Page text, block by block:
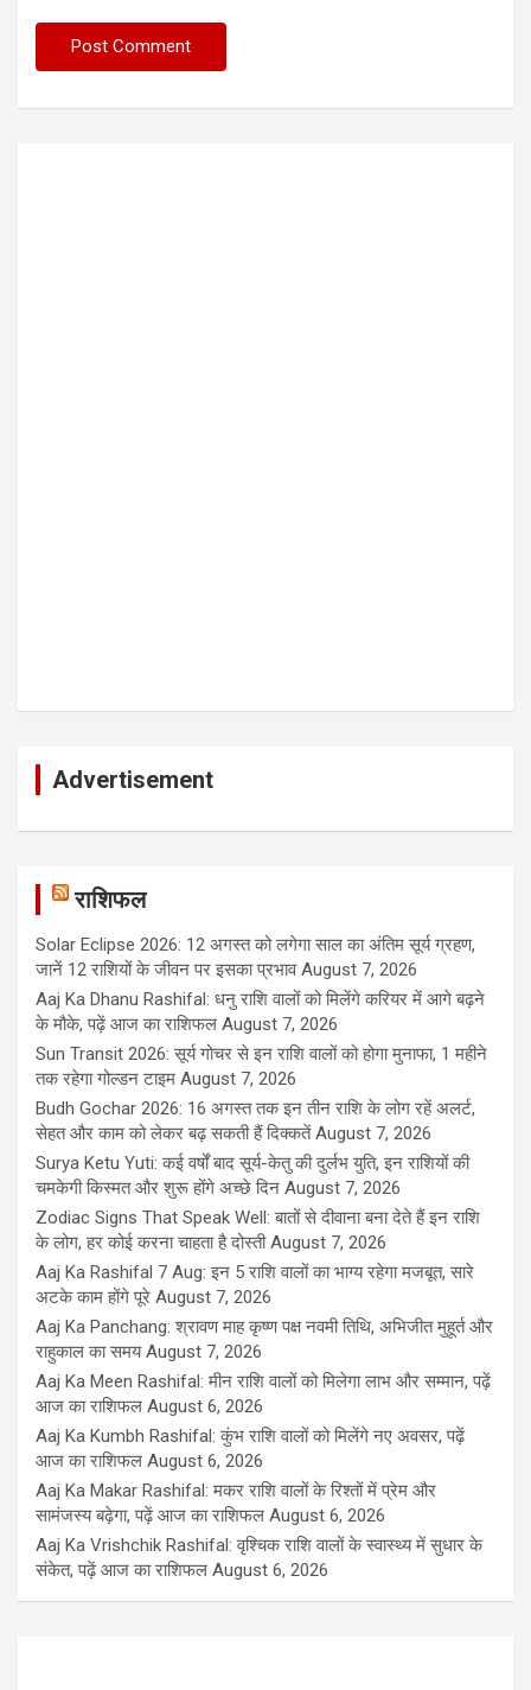
Advertisement
राशिफल
Solar Eclipse 2026: 12 अगस्त को लगेगा साल का अंतिम सूर्य ग्रहण,
जानें 12 राशियों के जीवन पर इसका प्रभाव August 7, 2026
Aaj Ka Dhanu Rashifal: धनु राशि वालों को मिलेंगे करियर में आगे बढ़ने
के मौके, पढ़ें आज का राशिफल August 7, 2026
Sun Transit 2026: सूर्य गोचर से इन राशि वालों को होगा मुनाफा, 1 महीने
तक रहेगा गोल्डन टाइम August 7, 2026
Budh Gochar 2026: 16 अगस्त तक इन तीन राशि के लोग रहें अलर्ट,
सेहत और काम को लेकर बढ़ सकती हैं दिक्कतें August 7, 2026
Surya Ketu Yuti: कई वर्षों बाद सूर्य-केतु की दुर्लभ युति, इन राशियों की
चमकेगी किस्मत और शुरू होंगे अच्छे दिन August 7, 2026
Zodiac Signs That Speak Well: बातों से दीवाना बना देते हैं इन राशि
के लोग, हर कोई करना चाहता है दोस्ती August 7, 2026
Aaj Ka Rashifal 7 Aug: इन 5 राशि वालों का भाग्य रहेगा मजबूत, सारे
अटके काम होंगे पूरे August 7, 2026
Aaj Ka Panchang: श्रावण माह कृष्ण पक्ष नवमी तिथि, अभिजीत मुहूर्त और
राहुकाल का समय August 7, 2026
Aaj Ka Meen Rashifal: मीन राशि वालों को मिलेगा लाभ और सम्मान, पढ़ें
आज का राशिफल August 6, 2026
Aaj Ka Kumbh Rashifal: कुंभ राशि वालों को मिलेंगे नए अवसर, पढ़ें
आज का राशिफल August 6, 2026
Aaj Ka Makar Rashifal: मकर राशि वालों के रिश्तों में प्रेम और
सामंजस्य बढ़ेगा, पढ़ें आज का राशिफल August 6, 2026
Aaj Ka Vrishchik Rashifal: वृश्चिक राशि वालों के स्वास्थ्य में सुधार के
संकेत, पढ़ें आज का राशिफल August 6, 2026